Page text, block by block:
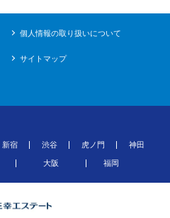
個人情報の取り扱いについて
サイトマップ
新宿 渋谷 虎ノ門 神田
大阪 福岡